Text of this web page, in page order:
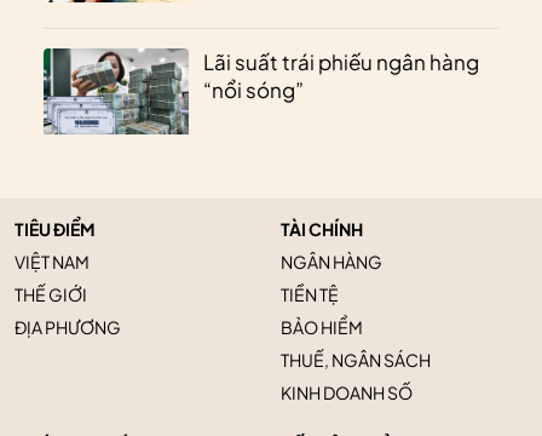
Lãi suất trái phiếu ngân hàng
“nổi sóng”
TIÊU ĐIỂM
VIỆT NAM
THẾ GIỚI
ĐỊA PHƯƠNG
TÀI CHÍNH
NGÂN HÀNG
TIỀN TỆ
BẢO HIỂM
THUẾ, NGÂN SÁCH
KINH DOANH SỐ